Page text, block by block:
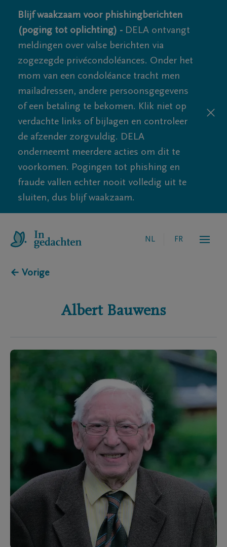
Blijf waakzaam voor phishingberichten
(poging tot oplichting) - DELA ontvangt
meldingen over valse berichten via
zogezegde privécondoléances. Onder het
mom van een condoléance tracht men
mailadressen, andere persoonsgegevens
of een betaling te bekomen. Klik niet op
verdachte links of bijlagen en controleer
de afzender zorgvuldig. DELA
onderneemt meerdere acties om dit te
voorkomen. Pogingen tot phishing en
fraude vallen echter nooit volledig uit te
sluiten, dus blijf waakzaam.
NL FR
← Vorige
Albert Bauwens